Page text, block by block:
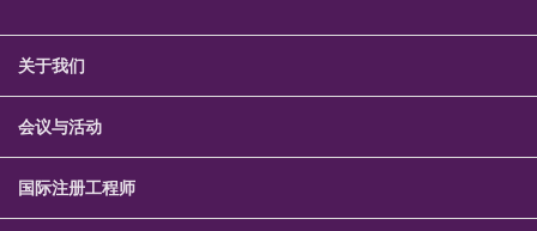
关于我们
会议与活动
国际注册工程师